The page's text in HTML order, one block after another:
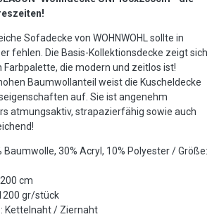
Sofadecke von WOHNWOHL sollte in
fehlen. Die Basis-Kollektionsdecke zeigt sich
Farbpalette, die modern und zeitlos ist!
Baumwollanteil weist die Kuscheldecke
auf. Sie ist angenehm
atmungsaktiv, strapazierfähig sowie auch
Baumwolle, 30% Acryl, 10% Polyester / Größe:
cm
gr/stück
Kettelnaht / Ziernaht